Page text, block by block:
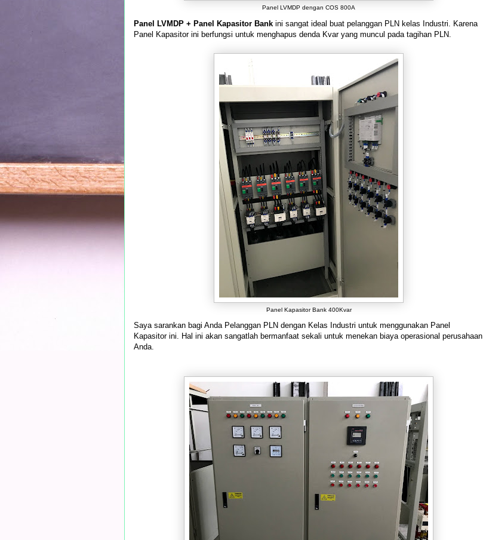
Panel LVMDP dengan COS 800A
Panel LVMDP + Panel Kapasitor Bank ini sangat ideal buat pelanggan PLN kelas Industri. Karena
Panel Kapasitor ini berfungsi untuk menghapus denda Kvar yang muncul pada tagihan PLN.
Panel Kapasitor Bank 400Kvar
Saya sarankan bagi Anda Pelanggan PLN dengan Kelas Industri untuk menggunakan Panel
Kapasitor ini. Hal ini akan sangatlah bermanfaat sekali untuk menekan biaya operasional perusahaan
Anda.